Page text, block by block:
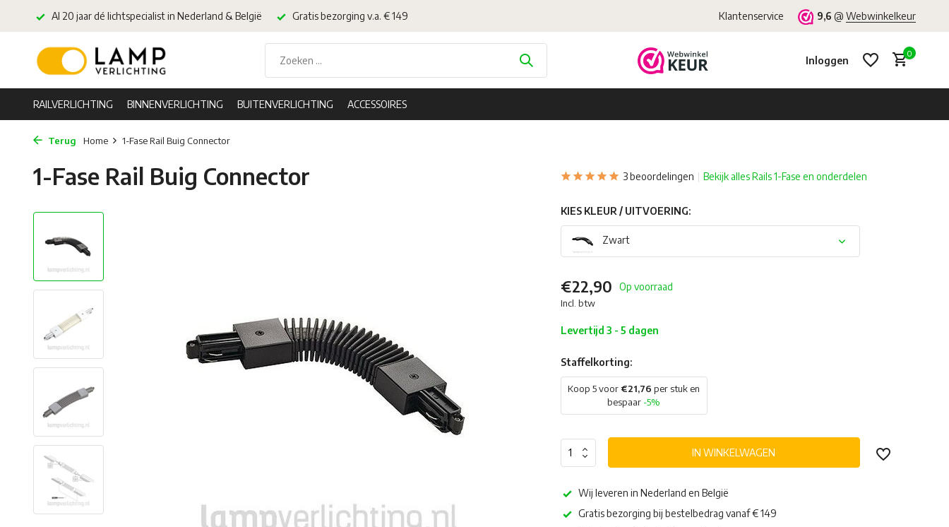
Al 20 jaar dé lichtspecialist in Nederland & België Gratis bezorging v.a. € 149 Klantenservice 9,6 @ Webwinkelkeur
Inloggen
0
RAILVERLICHTING BINNENVERLICHTING BUITENVERLICHTING ACCESSOIRES
Terug Home 1-Fase Rail Buig Connector
1-Fase Rail Buig Connector 3 beoordelingen Bekijk alles Rails 1-Fase en onderdelen
KIES KLEUR / UITVOERING:
Zwart
€22,90 Op voorraad
Incl. btw
Levertijd 3 - 5 dagen
Staffelkorting:
Koop 5 voor€21,76 per stuk en
bespaar -5%
IN WINKELWAGEN
Wij leveren in Nederland en België
Gratis bezorging bij bestelbedrag vanaf € 149